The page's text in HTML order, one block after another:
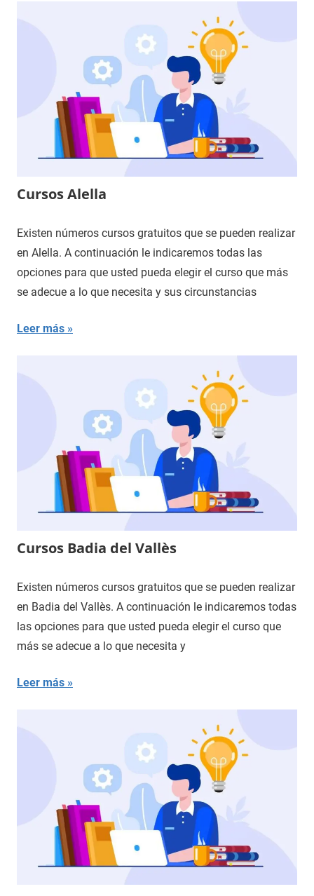
Cursos Alella
Existen números cursos gratuitos que se pueden realizar
en Alella. A continuación le indicaremos todas las
opciones para que usted pueda elegir el curso que más
se adecue a lo que necesita y sus circunstancias
Leer más
Cursos Badia del Vallès
Existen números cursos gratuitos que se pueden realizar
en Badia del Vallès. A continuación le indicaremos todas
las opciones para que usted pueda elegir el curso que
más se adecue a lo que necesita y
Leer más